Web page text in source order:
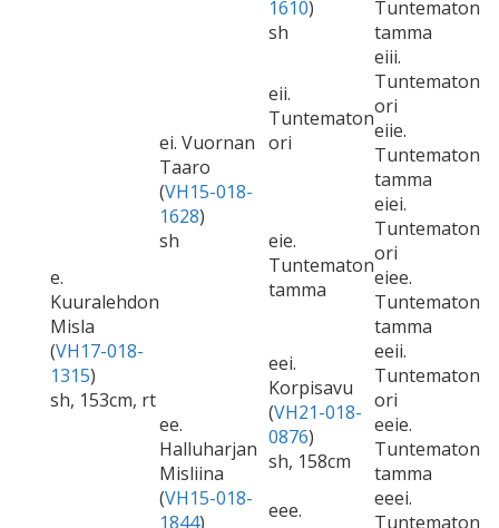
1610)
sh
Tuntematon
tamma
e.
Kuuralehdon
Misla
(VH17-018-
1315)
sh, 153cm, rt
ei. Vuornan
Taaro
(VH15-018-
1628)
sh
eii.
Tuntematon
ori
eiii.
Tuntematon
ori
eiie.
Tuntematon
tamma
eie.
Tuntematon
tamma
eiei.
Tuntematon
ori
eiee.
Tuntematon
tamma
ee.
Halluharjan
Misliina
(VH15-018-
1844)
eei.
Korpisavu
(VH21-018-
0876)
sh, 158cm
eeii.
Tuntematon
ori
eeie.
Tuntematon
tamma
eee.
eeei.
Tuntematon